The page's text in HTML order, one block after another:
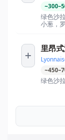
~300–
绿色沙
小葱，罗
里昂
~450–
绿色沙